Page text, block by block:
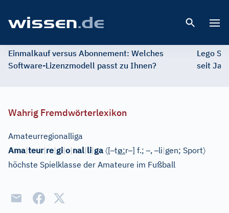
Einmalkauf versus Abonnement: Welches
Software-Lizenzmodell passt zu Ihnen?
Lego
seit
Wahrig Fremdwörterlexikon
Amateurregionalliga
Ama|teur|re|gi|o|nal|li|ga 〈[–tø:r–] f.;–,–li|gen; Sport〉
höchste Spielklasse der Amateure im Fußball